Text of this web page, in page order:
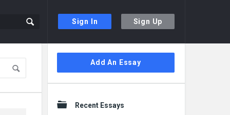
Sign In Sign Up
Sidebar
Add An Essay
Recent Essays